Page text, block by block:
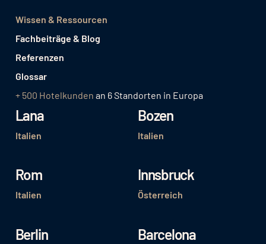
Wissen & Ressourcen
Fachbeiträge & Blog
Referenzen
Glossar
+ 500 Hotelkunden an 6 Standorten in Europa
Lana
Italien
Bozen
Italien
Rom
Italien
Innsbruck
Österreich
Berlin Barcelona